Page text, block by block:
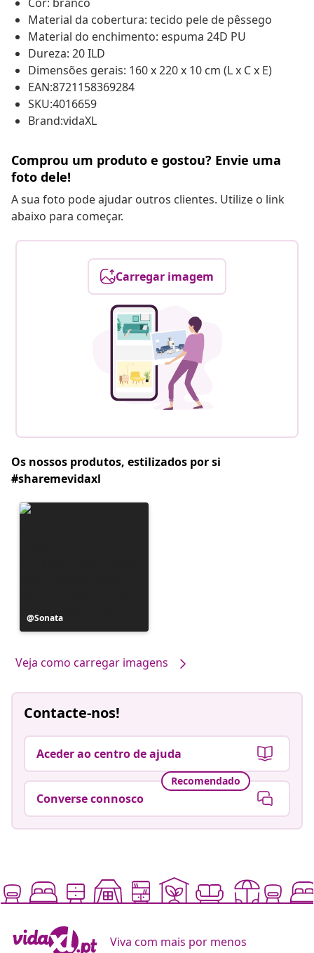
Material da cobertura: tecido pele de pêssego
Material do enchimento: espuma 24D PU
Dureza: 20 ILD
Dimensões gerais: 160 x 220 x 10 cm (L x C x E)
EAN:8721158369284
SKU:4016659
Brand:vidaXL
Comprou um produto e gostou? Envie uma
foto dele!
A sua foto pode ajudar outros clientes. Utilize o link
abaixo para começar.
Carregar imagem
Os nossos produtos, estilizados por si
#sharemevidaxl
Postagem
publicada
Sonata
Veja como carregar imagens
Contacte-nos!
Aceder ao centro de ajuda
Recomendado
Converse connosco
Viva com mais por menos